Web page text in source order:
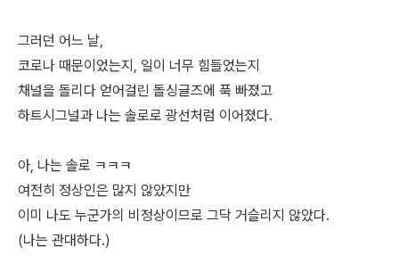
그러던 어느 날,
코로나 때문이었는지, 일이 너무 힘들었는지
채널을 돌리다 얻어걸린 돌싱글즈에 푹 빠졌고
하트시그널과 나는 솔로로 광선처럼 이어졌다.
아, 나는 솔로 ㅋㅋㅋ
여전히 정상인은 많지 않았지만
이미 나도 누군가의 비정상이므로 그닥 거슬리지 않았다.
(나는 관대하다.)